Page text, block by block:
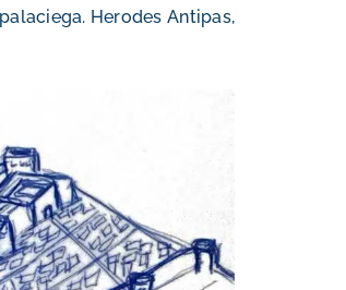
Herodes Antipas,